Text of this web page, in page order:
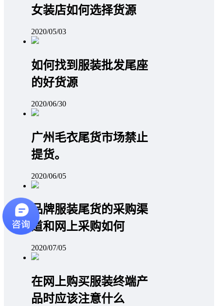
女装店如何选择货源
2020/05/03
如何找到服装批发尾座
的好货源
2020/06/30
广州毛衣尾货市场禁止
提货。
2020/06/05
品牌服装尾货的采购渠
道和网上采购如何
2020/07/05
在网上购买服装终端产
品时应该注意什么